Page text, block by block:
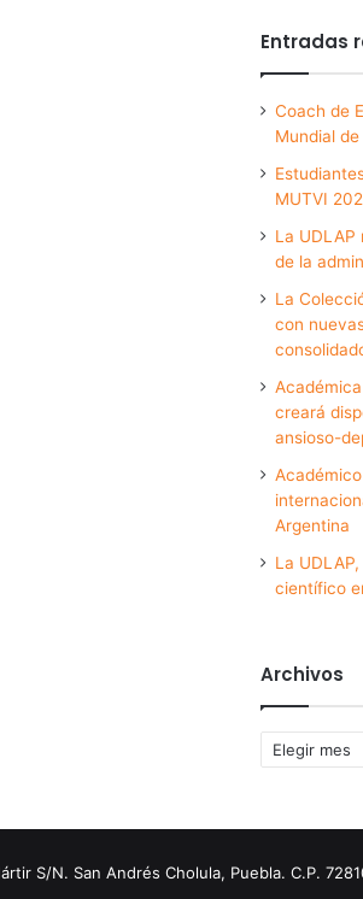
Entradas
Coach de
Mundial
MUTVI
La UDLAP
de la
La
con
creará
ansioso-
Argentina
La
científico
Archivos
Archivos
S/N. San Andrés Cholula, Puebla. C.P.